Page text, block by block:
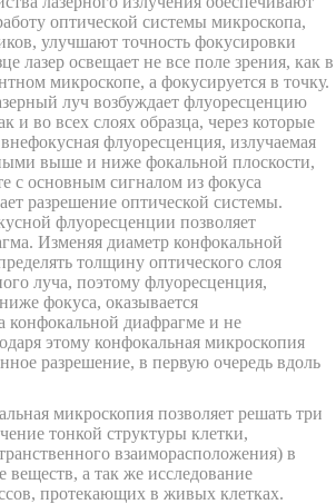
оптической системы микроскопа,
улучшают точность фокусировки
лазер освещает не все поле зрения, как в
микроскопе, а фокусируется в точку.
луч возбуждает флуоресценцию
и во всех слоях образца, через которые
флуоресценция, излучаемая
выше и ниже фокальной плоскости,
с основным сигналом из фокуса
разрешение оптической системы.
флуоресценции позволяет
Изменяя диаметр конфокальной
толщину оптического слоя
луча, поэтому флуоресценция,
фокуса, оказывается
конфокальной диафрагме и не
этому конфокальная микроскопия
разрешение, в первую очередь вдоль
микроскопия позволяет решать три
тонкой структуры клетки,
взаиморасположения) в
веществ, а так же исследование
протекающих в живых клетках.